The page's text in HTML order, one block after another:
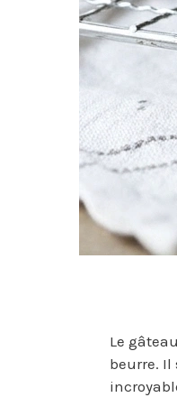
Le
beurre.